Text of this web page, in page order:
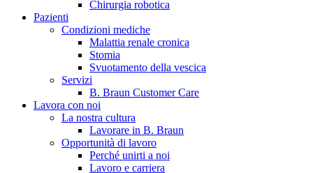
B. Braun in Italia
Scopri chi siamo ed entra nel mondo di B. Braun in Italia: 4
sedi, 4 aziende, più di 700 dipendenti e un Centro di
Chirurgia robotica
Pazienti
Condizioni mediche
Malattia renale cronica
Stomia
Svuotamento della vescica
Servizi
B. Braun Customer Care
Lavora con noi
La nostra cultura
Lavorare in B. Braun
Opportunità di lavoro
Perché unirti a noi
Lavoro e carriera